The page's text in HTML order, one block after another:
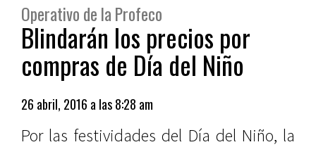
Operativo de la Profeco
Blindarán los precios por
compras de Día del Niño
26 abril, 2016 a las 8:28 am
Por las festividades del Día del Niño, la